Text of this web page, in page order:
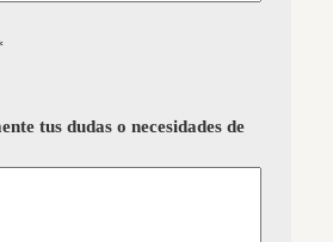
tus dudas o necesidades de